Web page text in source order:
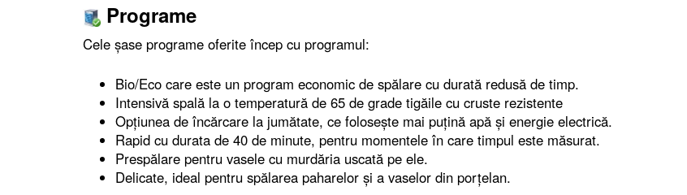
Programe
Cele șase programe oferite încep cu programul:
Bio/Eco care este un program economic de spălare cu durată redusă de timp.
Intensivă spală la o temperatură de 65 de grade tigăile cu cruste rezistente
Opțiunea de încărcare la jumătate, ce folosește mai puțină apă și energie electrică.
Rapid cu durata de 40 de minute, pentru momentele în care timpul este măsurat.
Prespălare pentru vasele cu murdăria uscată pe ele.
Delicate, ideal pentru spălarea paharelor și a vaselor din porțelan.